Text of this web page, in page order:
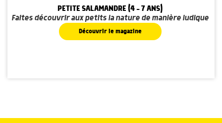
PETITE SALAMANDRE (4 - 7 ANS)
Faites découvrir aux petits la nature de manière ludique
Découvrir le magazine